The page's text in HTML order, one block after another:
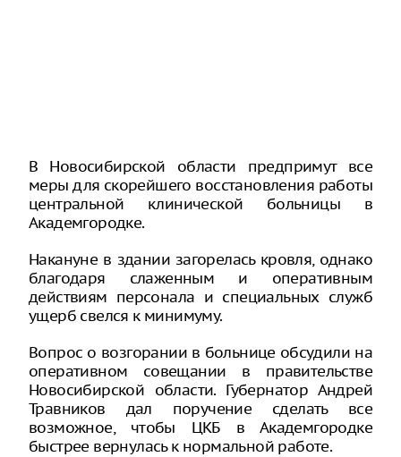
В Новосибирской области предпримут все
меры для скорейшего восстановления работы
центральной клинической больницы в
Академгородке.
Накануне в здании загорелась кровля, однако
благодаря слаженным и оперативным
действиям персонала и специальных служб
ущерб свелся к минимуму.
Вопрос о возгорании в больнице обсудили на
оперативном совещании в правительстве
Новосибирской области. Губернатор Андрей
Травников дал поручение сделать все
возможное, чтобы ЦКБ в Академгородке
быстрее вернулась к нормальной работе.